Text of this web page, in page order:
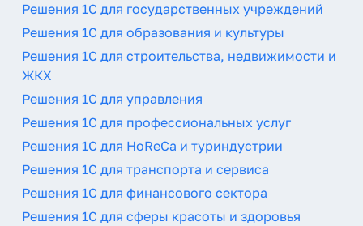
Решения 1С для государственных учреждений
Решения 1С для образования и культуры
Решения 1С для строительства, недвижимости и
ЖКХ
Решения 1С для управления
Решения 1С для профессиональных услуг
Решения 1С для HoReCa и туриндустрии
Решения 1С для транспорта и сервиса
Решения 1С для финансового сектора
Решения 1С для сферы красоты и здоровья